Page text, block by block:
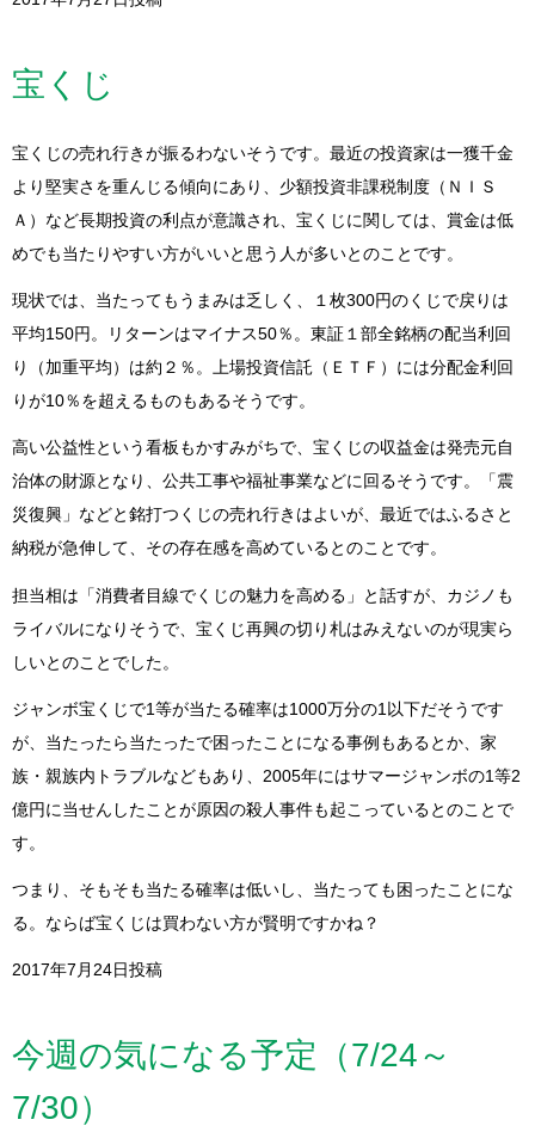
宝くじ
宝くじの売れ行きが振るわないそうです。最近の投資家は一獲千金
より堅実さを重んじる傾向にあり、少額投資非課税制度（ＮＩＳ
Ａ）など長期投資の利点が意識され、宝くじに関しては、賞金は低
めでも当たりやすい方がいいと思う人が多いとのことです。
現状では、当たってもうまみは乏しく、１枚300円のくじで戻りは
平均150円。リターンはマイナス50％。東証１部全銘柄の配当利回
り（加重平均）は約２％。上場投資信託（ＥＴＦ）には分配金利回
りが10％を超えるものもあるそうです。
高い公益性という看板もかすみがちで、宝くじの収益金は発売元自
治体の財源となり、公共工事や福祉事業などに回るそうです。「震
災復興」などと銘打つくじの売れ行きはよいが、最近ではふるさと
納税が急伸して、その存在感を高めているとのことです。
担当相は「消費者目線でくじの魅力を高める」と話すが、カジノも
ライバルになりそうで、宝くじ再興の切り札はみえないのが現実ら
しいとのことでした。
ジャンボ宝くじで1等が当たる確率は1000万分の1以下だそうです
が、当たったら当たったで困ったことになる事例もあるとか、家
族・親族内トラブルなどもあり、2005年にはサマージャンボの1等2
億円に当せんしたことが原因の殺人事件も起こっているとのことで
す。
つまり、そもそも当たる確率は低いし、当たっても困ったことにな
る。ならば宝くじは買わない方が賢明ですかね？
2017年7月24日投稿
今週の気になる予定（7/24～
7/30）